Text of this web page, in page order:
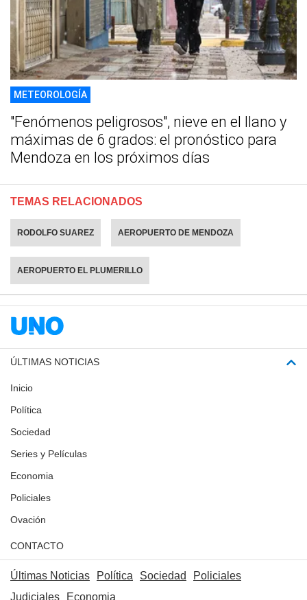
METEOROLOGÍA
"Fenómenos peligrosos", nieve en el llano y
máximas de 6 grados: el pronóstico para
Mendoza en los próximos días
TEMAS RELACIONADOS
RODOLFO SUAREZ AEROPUERTO DE MENDOZA
AEROPUERTO EL PLUMERILLO
ÚLTIMAS NOTICIAS
Inicio
Política
Sociedad
Series y Películas
Economia
Policiales
Ovación
CONTACTO
Últimas Noticias Política Sociedad
Policiales
Judiciales
Economia